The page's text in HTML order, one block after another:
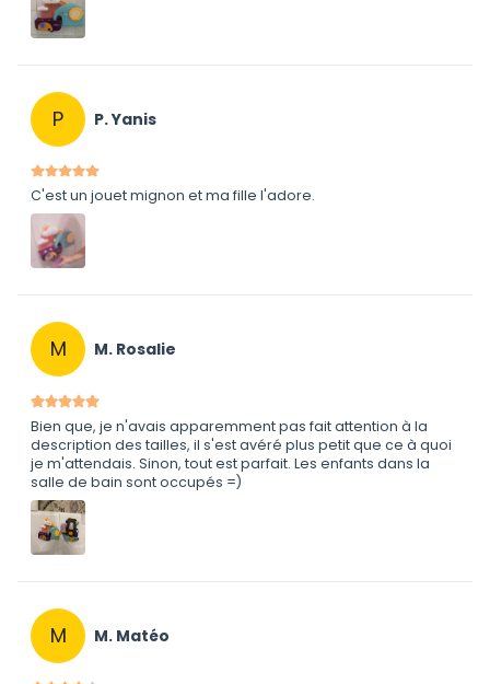
P P. Yanis
C'est un jouet mignon et ma fille l'adore.
M M. Rosalie
Bien que, je n'avais apparemment pas fait attention à la
description des tailles, il s'est avéré plus petit que ce à quoi
je m'attendais. Sinon, tout est parfait. Les enfants dans la
salle de bain sont occupés =)
M M. Matéo